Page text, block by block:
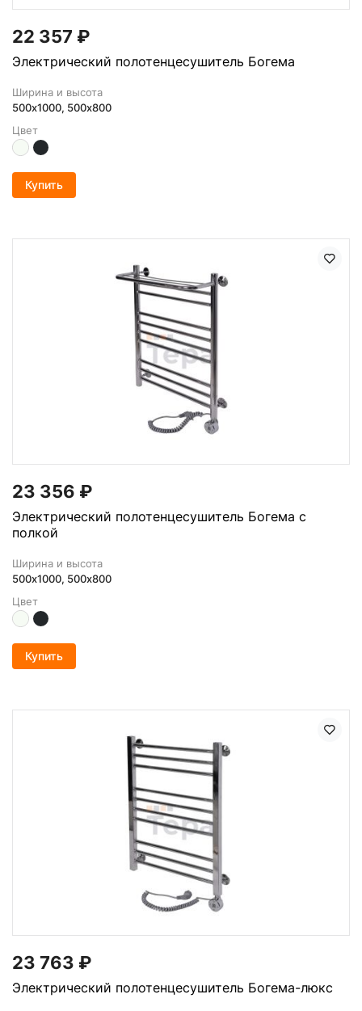
22 357 ₽
Электрический полотенцесушитель Богема
Ширина и высота
500х1000, 500x800
Цвет
Купить
23 356 ₽
Электрический полотенцесушитель Богема с
полкой
Ширина и высота
500х1000, 500x800
Цвет
Купить
23 763 ₽
Электрический полотенцесушитель Богема-люкс